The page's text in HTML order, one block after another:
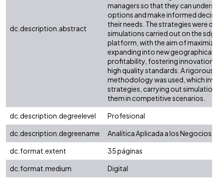
dc.description.abstract
managers so that they can
options and make informed
their needs. The strategies were
simulations carried out on the
platform, with the aim of
expanding into new geographical
profitability, fostering innovation,
high quality standards. A rigorous
methodology was used, which
strategies, carrying out
them in competitive scenarios.
dc.description.degreelevel
Profesional
dc.description.degreename
Analítica Aplicada a los Negocios
dc.format.extent
35 páginas
dc.format.medium
Digital